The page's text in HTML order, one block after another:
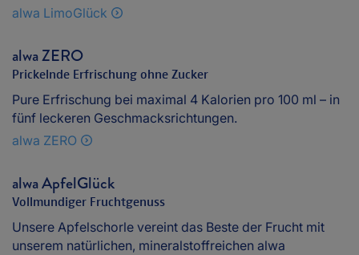
alwa LimoGlück
alwa ZERO
Prickelnde Erfrischung ohne Zucker
Pure Erfrischung bei maximal 4 Kalorien pro 100 ml – in
fünf leckeren Geschmacksrichtungen.
alwa ZERO
alwa ApfelGlück
Vollmundiger Fruchtgenuss
Unsere Apfelschorle vereint das Beste der Frucht mit
unserem natürlichen, mineralstoffreichen alwa